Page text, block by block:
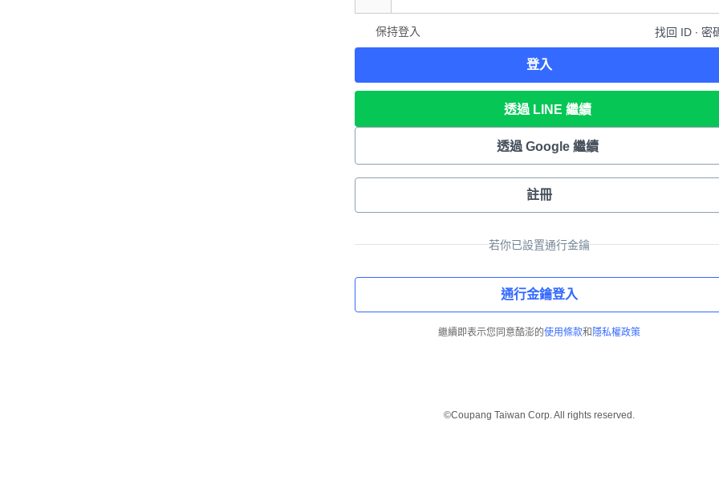
保持登入 找回 ID ∙ 密
登入
透過 LINE 繼續
透過 Google 繼續
註冊
若你已設置通行金鑰
通行金鑰登入
繼續即表示您同意酷澎的使用條款和 隱私權政策
©Coupang Taiwan Corp. All rights reserved.